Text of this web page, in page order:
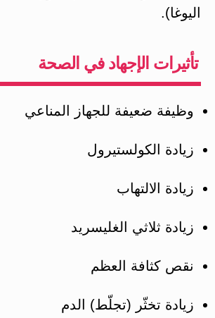
اليوغا).
تأثيرات الإجهاد في الصحة
وظيفة ضعيفة للجهاز المناعي
زيادة الكولستيرول
زيادة الالتهاب
زيادة ثلاثي الغليسريد
نقص كثافة العظم
زيادة تخثّر (تجلّط) الدم